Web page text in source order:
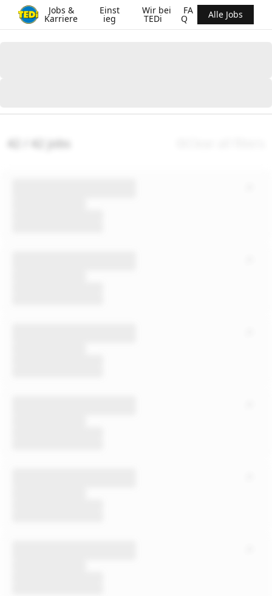
Jobs &
Karriere
Einst
ieg
Wir bei
TEDi
FA
Q Alle Jobs
42 / 42 jobs